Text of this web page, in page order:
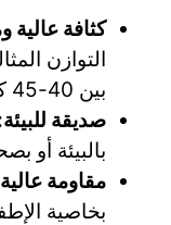
كثافة عالية
التوازن
بين 40-45 كجم/م³).
صديقة
بالبيئة أو
مقاومة
بخاصية